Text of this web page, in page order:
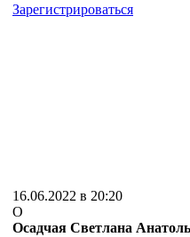
Зарегистрироваться
16.06.2022 в 20:20
О
Осадчая Светлана